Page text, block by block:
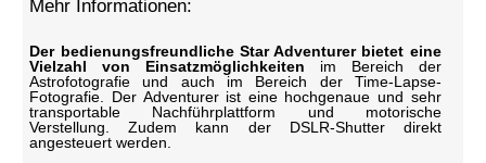
Mehr Informationen:
Der bedienungsfreundliche Star Adventurer bietet eine
Vielzahl von Einsatzmöglichkeiten im Bereich der
Astrofotografie und auch im Bereich der Time-Lapse-
Fotografie. Der Adventurer ist eine hochgenaue und sehr
transportable Nachführplattform und motorische
Verstellung. Zudem kann der DSLR-Shutter direkt
angesteuert werden.